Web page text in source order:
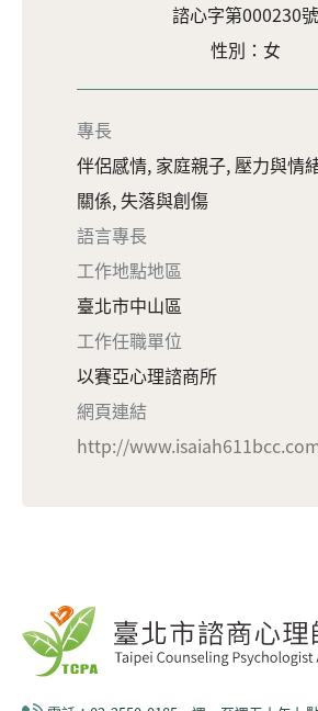
諮心字第000230號
性別：女
專長
伴侶感情, 家庭親子, 壓力與情
關係, 失落與創傷
語言專長
工作地點地區
臺北市中山區
工作任職單位
以賽亞心理諮商所
網頁連結
http://